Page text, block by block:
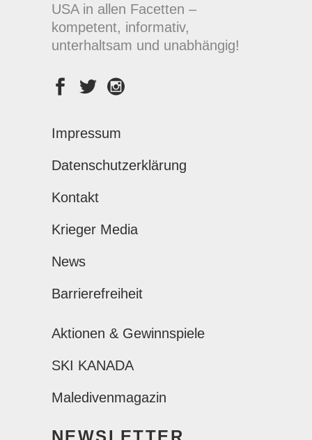
USA in allen Facetten –
kompetent, informativ,
unterhaltsam und unabhängig!
Impressum
Datenschutzerklärung
Kontakt
Krieger Media
News
Barrierefreiheit
Aktionen & Gewinnspiele
SKI KANADA
Maledivenmagazin
NEWSLETTER